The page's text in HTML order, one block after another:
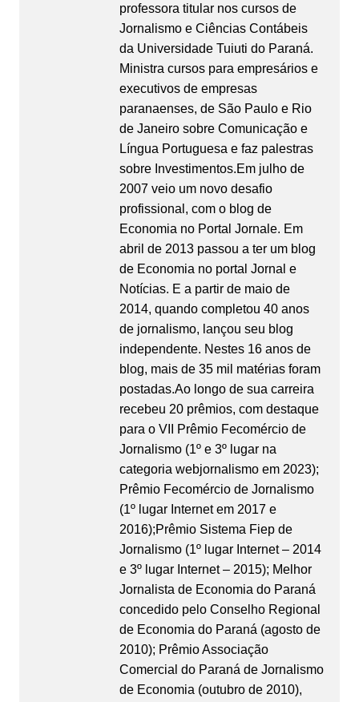
professora titular nos cursos de
Jornalismo e Ciências Contábeis
da Universidade Tuiuti do Paraná.
Ministra cursos para empresários e
executivos de empresas
paranaenses, de São Paulo e Rio
de Janeiro sobre Comunicação e
Língua Portuguesa e faz palestras
sobre Investimentos.Em julho de
2007 veio um novo desafio
profissional, com o blog de
Economia no Portal Jornale. Em
abril de 2013 passou a ter um blog
de Economia no portal Jornal e
Notícias. E a partir de maio de
2014, quando completou 40 anos
de jornalismo, lançou seu blog
independente. Nestes 16 anos de
blog, mais de 35 mil matérias foram
postadas.Ao longo de sua carreira
recebeu 20 prêmios, com destaque
para o VII Prêmio Fecomércio de
Jornalismo (1º e 3º lugar na
categoria webjornalismo em 2023);
Prêmio Fecomércio de Jornalismo
(1º lugar Internet em 2017 e
2016);Prêmio Sistema Fiep de
Jornalismo (1º lugar Internet – 2014
e 3º lugar Internet – 2015); Melhor
Jornalista de Economia do Paraná
concedido pelo Conselho Regional
de Economia do Paraná (agosto de
2010); Prêmio Associação
Comercial do Paraná de Jornalismo
de Economia (outubro de 2010),